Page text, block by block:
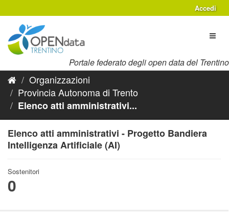
al
contenuto
Accedi
Portale federato degli open data del Trentino
Organizzazioni
Provincia Autonoma di Trento
Elenco atti amministrativi...
Elenco atti amministrativi - Progetto Bandiera
Intelligenza Artificiale (AI)
Sostenitori
0